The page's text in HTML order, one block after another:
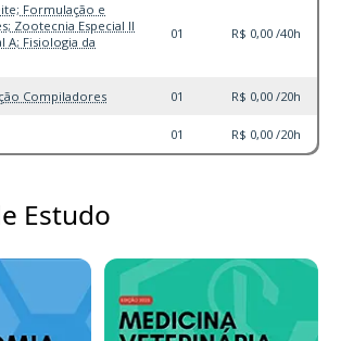
Formulação e
Zootecnia Especial II
A; Fisiologia da
01 R$ 0,00 /40h
Compiladores 01 R$ 0,00 /20h
01 R$ 0,00 /20h
Estudo